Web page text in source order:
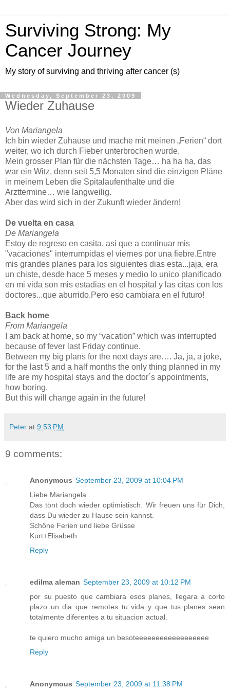
Surviving Strong: My
Cancer Journey
My story of surviving and thriving after cancer (s)
Wednesday, September 23, 2009
Wieder Zuhause
Von Mariangela
Ich bin wieder Zuhause und mache mit meinen „Ferien“ dort
weiter, wo ich durch Fieber unterbrochen wurde.
Mein grosser Plan für die nächsten Tage… ha ha ha, das
war ein Witz, denn seit 5,5 Monaten sind die einzigen Pläne
in meinem Leben die Spitalaufenthalte und die
Arzttermine… wie langweilig.
Aber das wird sich in der Zukunft wieder ändern!
De vuelta en casa
De Mariangela
Estoy de regreso en casita, asi que a continuar mis
"vacaciones" interrumpidas el viernes por una fiebre.Entre
mis grandes planes para los siguientes dias esta...jaja, era
un chiste, desde hace 5 meses y medio lo unico planificado
en mi vida son mis estadias en el hospital y las citas con los
doctores...que aburrido.Pero eso cambiara en el futuro!
Back home
From Mariangela
I am back at home, so my “vacation” which was interrupted
because of fever last Friday continue.
Between my big plans for the next days are…. Ja, ja, a joke,
for the last 5 and a half months the only thing planned in my
life are my hospital stays and the doctor´s appointments,
how boring.
But this will change again in the future!
Peter at 9:53 PM
9 comments:
Anonymous September 23, 2009 at 10:04 PM
Liebe Mariangela
Das tönt doch wieder optimistisch. Wir freuen uns für Dich,
dass Du wieder zu Hause sein kannst.
Schöne Ferien und liebe Grüsse
Kurt+Elisabeth
Reply
edilma aleman September 23, 2009 at 10:12 PM
por su puesto que cambiara esos planes, llegara a corto
plazo un dia que remotes tu vida y que tus planes sean
totalmente diferentes a tu situacion actual.
te quiero mucho amiga un besoteeeeeeeeeeeeeeeeee
Reply
Anonymous September 23, 2009 at 11:38 PM